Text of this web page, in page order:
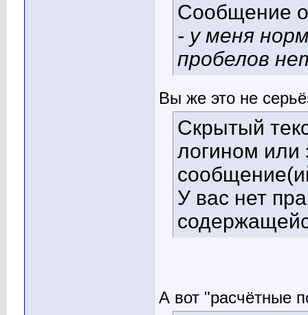
Сообщение
- у меня
пробелов
Вы же это не
Скрытый
логином или
У вас нет
А вот "расчётные